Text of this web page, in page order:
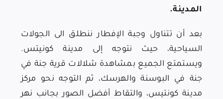
المدينة.
بعد أن تتناول وجبة الإفطار ننطلق الى الجولات
السياحية، حيث نتوجه إلى مدينة كونيتس.
ويستمتع الجميع بمشاهدة شلالات قرية جنة في
جنة في البوسنة والهرسك، ثم التوجه نحو مركز
مدينة كونتيس، والتقاط أفضل الصور بجانب نهر